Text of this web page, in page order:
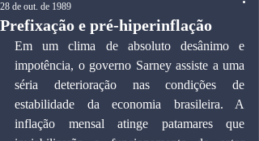
Prefixação e pré-hiperinflação
28 de out. de 1989
Em um clima de absoluto desânimo e
impotência, o governo Sarney assiste a uma
séria deterioração nas condições de
estabilidade da economia brasileira. A
inflação mensal atinge patamares que